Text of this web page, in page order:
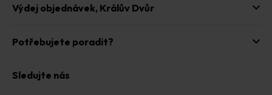
Výdej objednávek, Králův Dvůr
Potřebujete poradit?
Sledujte nás